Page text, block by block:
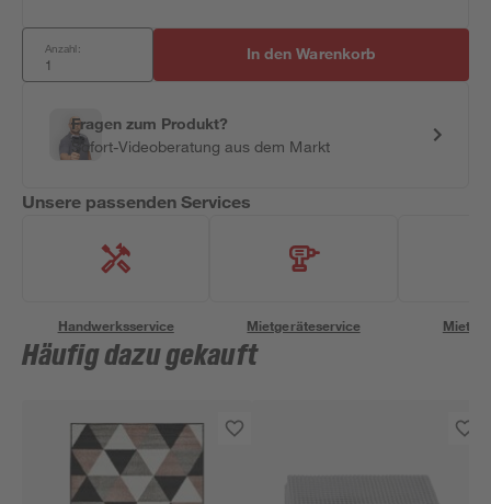
Anzahl: In den Warenkorb
Fragen zum Produkt?
Sofort-Videoberatung aus dem Markt
Unsere passenden Services
Handwerksservice Mietgeräteservice
Häufig dazu gekauft